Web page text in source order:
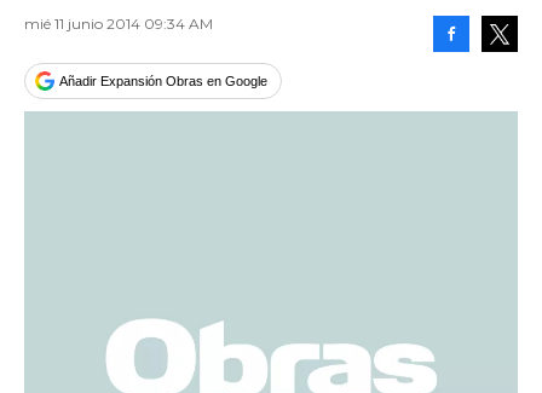
mié 11 junio 2014 09:34 AM
Añadir Expansión Obras en Google